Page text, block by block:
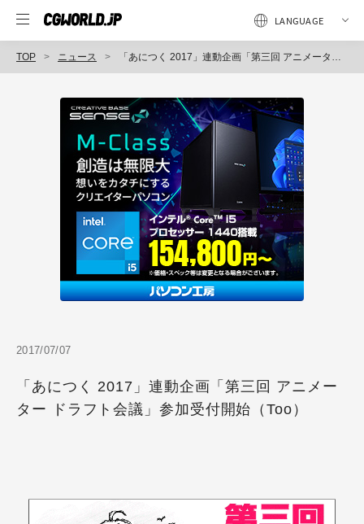
TOP ニュース 「あにつく 2017」連動企画「第三回 アニメーター ドラフト会議」参加受付開始（Too）
2017/07/07
「あにつく 2017」連動企画「第三回 アニメー
ター ドラフト会議」参加受付開始（Too）